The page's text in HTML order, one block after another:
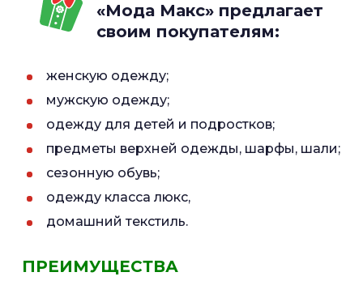
«Мода Макс» предлагает
своим покупателям:
женскую одежду;
мужскую одежду;
одежду для детей и подростков;
предметы верхней одежды, шарфы, шали;
сезонную обувь;
одежду класса люкс,
домашний текстиль.
ПРЕИМУЩЕСТВА